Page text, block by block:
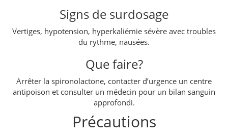
Signs de surdosage
Vertiges, hypotension, hyperkaliémie sévère avec troubles
du rythme, nausées.
Que faire?
Arrêter la spironolactone, contacter d’urgence un centre
antipoison et consulter un médecin pour un bilan sanguin
approfondi.
Précautions